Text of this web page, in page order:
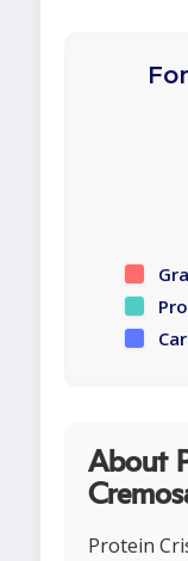
About
Protein